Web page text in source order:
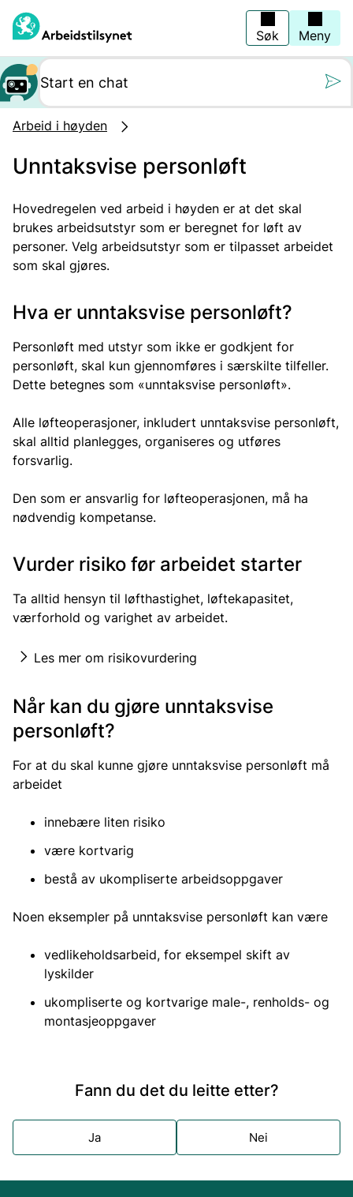
hovedinnhold
Søk Meny
Arbeid i høyden
Unntaksvise personløft
Hovedregelen ved arbeid i høyden er at det skal
brukes arbeidsutstyr som er beregnet for løft av
personer. Velg arbeidsutstyr som er tilpasset arbeidet
som skal gjøres.
Hva er unntaksvise personløft?
Personløft med utstyr som ikke er godkjent for
personløft, skal kun gjennomføres i særskilte tilfeller.
Dette betegnes som «unntaksvise personløft».
Alle løfteoperasjoner, inkludert unntaksvise personløft,
skal alltid planlegges, organiseres og utføres
forsvarlig.
Den som er ansvarlig for løfteoperasjonen, må ha
nødvendig kompetanse.
Vurder risiko før arbeidet starter
Ta alltid hensyn til løfthastighet, løftekapasitet,
værforhold og varighet av arbeidet.
Les mer om risikovurdering
Når kan du gjøre unntaksvise
personløft?
For at du skal kunne gjøre unntaksvise personløft må
arbeidet
innebære liten risiko
være kortvarig
bestå av ukompliserte arbeidsoppgaver
Noen eksempler på unntaksvise personløft kan være
vedlikeholdsarbeid, for eksempel skift av
lyskilder
ukompliserte og kortvarige male-, renholds- og
montasjeoppgaver
Fann du det du leitte etter?
Ja Nei